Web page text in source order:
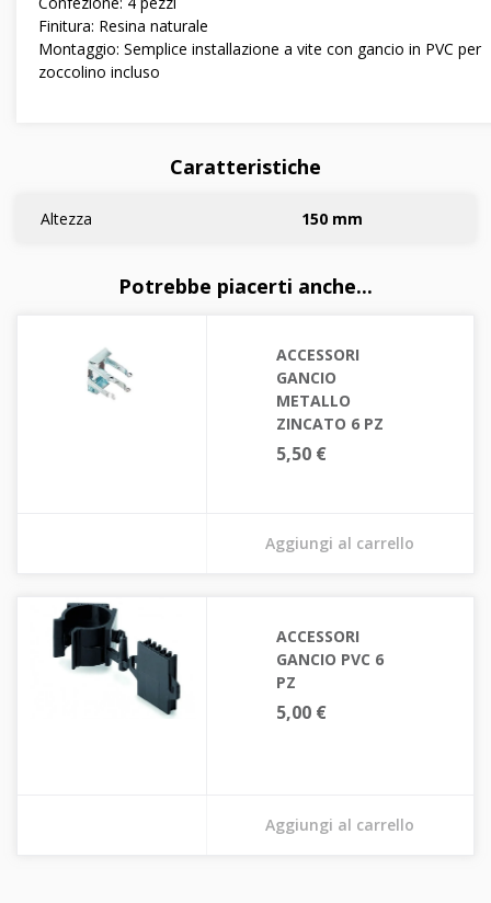
Finitura: Resina naturale
Montaggio: Semplice installazione a vite con gancio in PVC per
zoccolino incluso
Caratteristiche
Altezza 150 mm
Potrebbe piacerti anche...
ACCESSORI
GANCIO
METALLO
ZINCATO 6 PZ
5,50 €
Aggiungi al carrello
ACCESSORI
GANCIO PVC 6
PZ
5,00 €
Aggiungi al carrello